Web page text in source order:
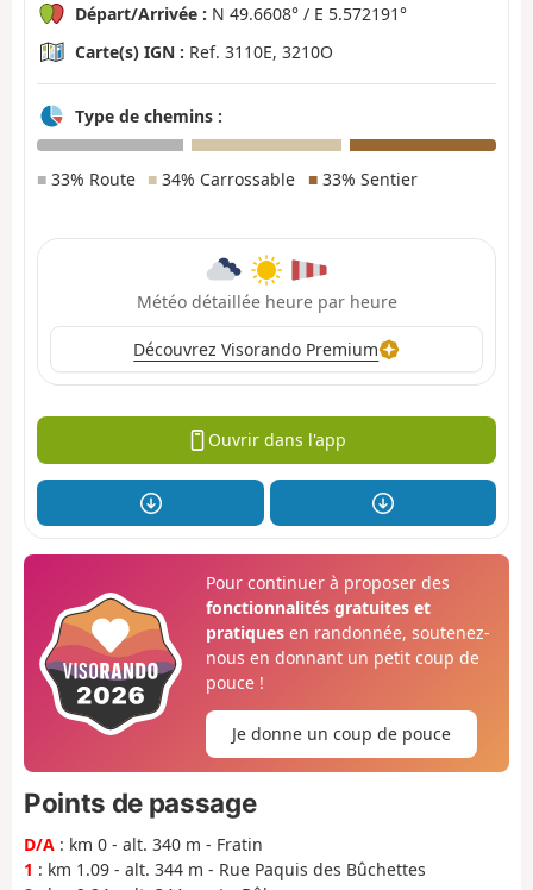
Départ/Arrivée : N 49.6608° / E 5.572191°
Carte(s) IGN : Ref. 3110E, 3210O
Type de chemins :
■ 33% Route ■ 34% Carrossable ■33% Sentier
Météo détaillée heure par heure
Découvrez Visorando Premium
Ouvrir dans l'app
Pour continuer à proposer des
fonctionnalités gratuites et
pratiquesen randonnée, soutenez-
nous en donnant un petit coup de
pouce !
Je donne un coup de pouce
Points de passage
D/A : km 0 - alt. 340 m - Fratin
1 : km 1.09 - alt. 344 m - Rue Paquis des Bûchettes